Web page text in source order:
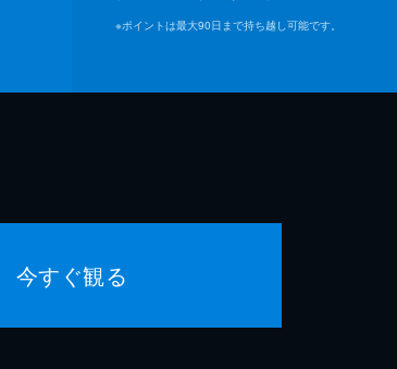
※ポイントは最大90日まで持ち越し可能です。
今すぐ観る